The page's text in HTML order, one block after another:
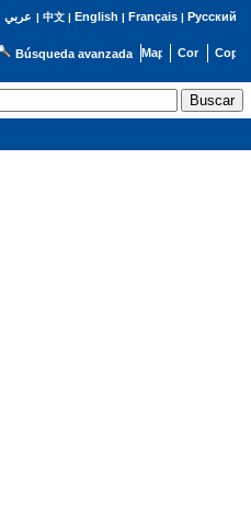
عربي | 中文| English | Français| Русский
Búsqueda avanzada